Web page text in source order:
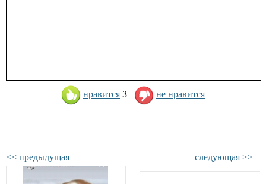
нравится 3 не нравится
<< предыдущая следующая >>